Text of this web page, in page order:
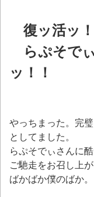
復ッ活ッ
らぷそで
ッ！！
やっちまった。完
としてました。
らぷそでぃさんに
ご馳走をお召し上
ばかばか僕のばか。